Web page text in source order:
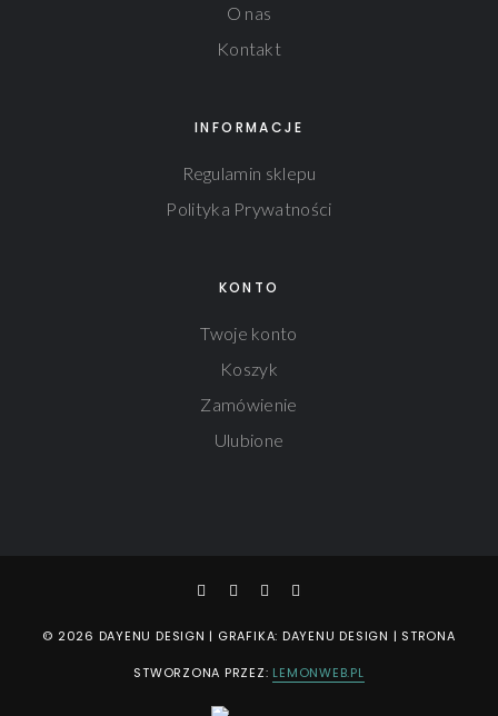
O nas
Kontakt
INFORMACJE
Regulamin sklepu
Polityka Prywatności
KONTO
Twoje konto
Koszyk
Zamówienie
Ulubione
© 2026 DAYENU DESIGN | GRAFIKA: DAYENU DESIGN | STRONA
STWORZONA PRZEZ: LEMONWEB.PL